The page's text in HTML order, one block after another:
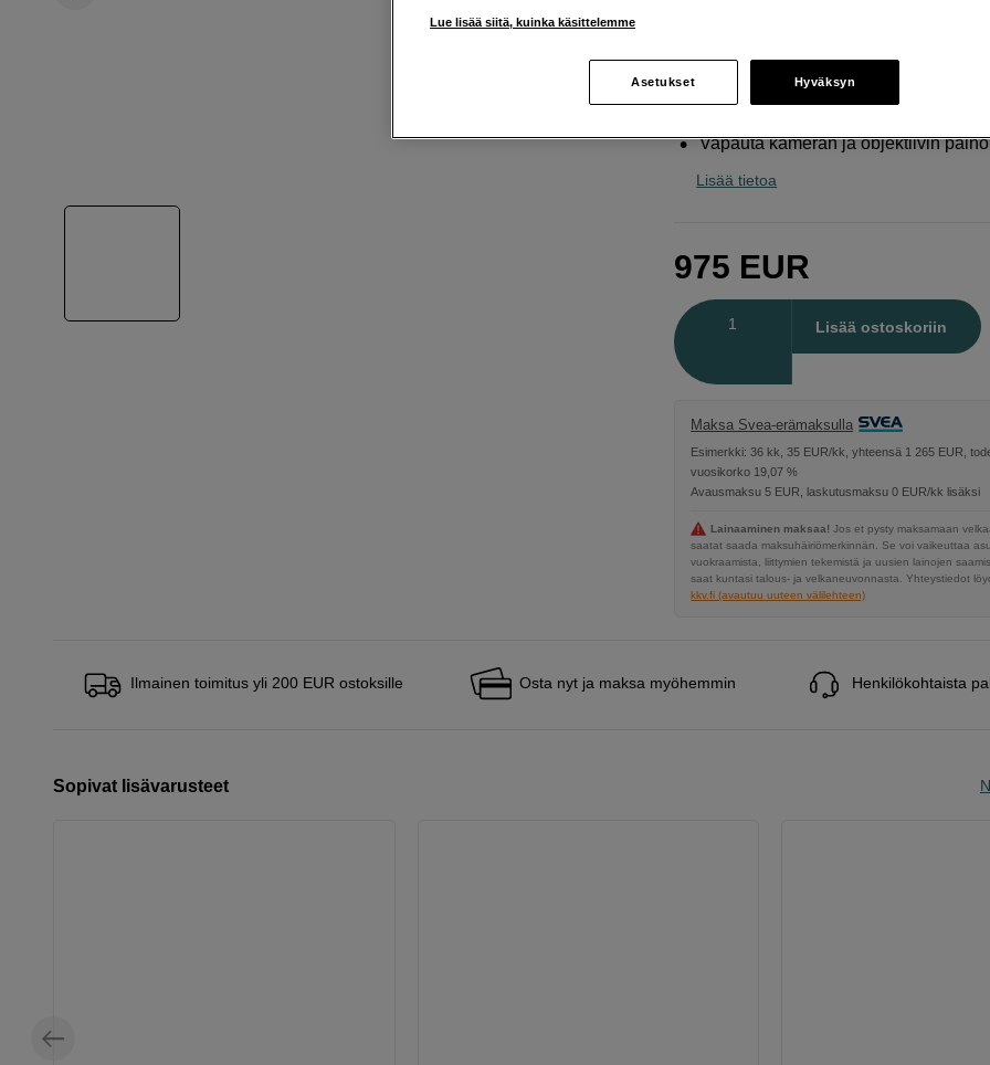
Työkorkeus 40,5–210 cm:n välillä
Kestää 20 kg:n kuormituksen ja
Vapauta kameran ja objektiivin paino
Lisää tietoa
975 EUR
Lisää ostoskoriin
Maksa Svea-erämaksulla
Esimerkki: 36 kk, 35 EUR/kk, yhteensä 1 265 EUR,
vuosikorko 19,07 %
Avausmaksu 5 EUR, laskutusmaksu 0 EUR/kk lisäksi
Lainaaminen maksaa! Jos et pysty maksamaan
saatat saada maksuhäiriömerkinnän. Se voi vaikeuttaa
vuokraamista, liittymien tekemistä ja uusien lainojen
saat kuntasi talous- ja velkaneuvonnasta. Yhteystiedot
kkv.fi (avautuu uuteen välilehteen)
Ilmainen toimitus yli 200 EUR ostoksille Osta nyt ja maksa myöhemmin Henkilökohtaista
Sopivat lisävarusteet
Lue lisää siitä, kuinka käsittelemme
Asetukset Hyväksyn